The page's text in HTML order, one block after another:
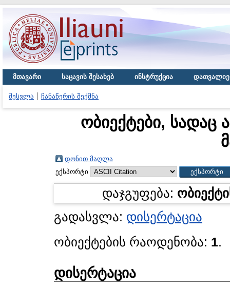
მთავარი საცავის შესახებ ინსტრუქცია
შესვლა ჩანაწერის შექმნა
ობიექტები, სადაც
დონით მაღლა
ექსპორტი
დაჯგუფება:
გადასვლა: დისერტაცია
ობიექტების რაოდენობა: 1.
დისერტაცია